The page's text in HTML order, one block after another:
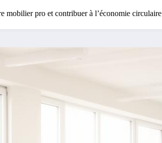
mobilier pro et contribuer à l’économie circulaire